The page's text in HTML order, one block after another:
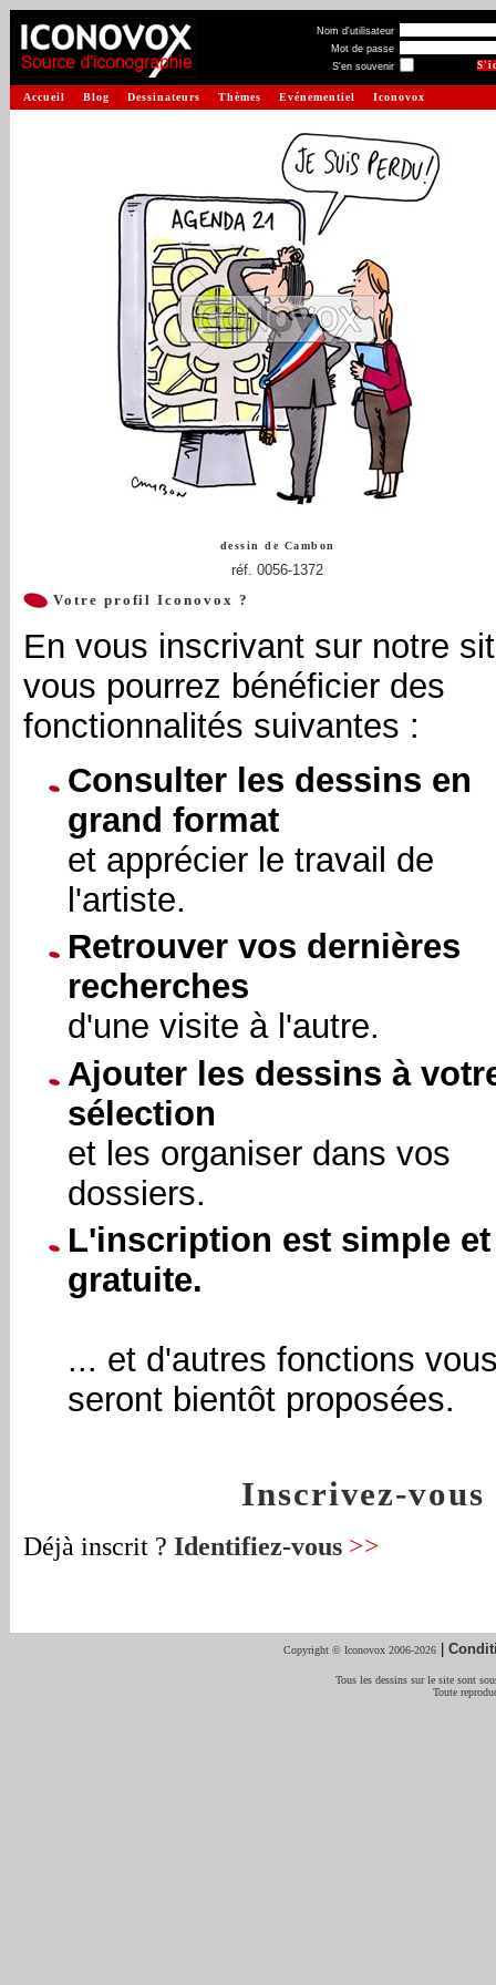
Nom d'utilisateur
Mot de passe
S'en souvenir
Accueil Blog Dessinateurs Thèmes Evénementiel Iconovox
dessin de Cambon
réf. 0056-1372
Votre profil Iconovox ?
En vous inscrivant sur notre
vous pourrez bénéficier des
fonctionnalités suivantes :
Consulter les dessins en
grand format
et apprécier le travail de
l'artiste.
Retrouver vos dernières
recherches
d'une visite à l'autre.
Ajouter les dessins à
sélection
et les organiser dans vos
dossiers.
L'inscription est simple et
gratuite.
... et d'autres fonctions
seront bientôt proposées.
Inscrivez-vous
Déjà inscrit ? Identifiez-vous >>
Copyright © Iconovox 2006-2026 |
Tous les dessins sur le site sont
Toute